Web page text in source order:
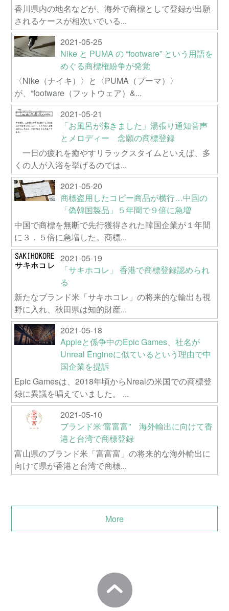
香川県内の地名などが、海外で商標として登録が出願
されるケースが相次いでいる...
2021-05-25
Nike と PUMA の “footware” という用語を
めぐる商標権紛争が発覚
〈Nike（ナイキ）〉と〈PUMA（プーマ）〉
が、“footware（フットウェア）&...
2021-05-21
「お風呂が沸きました」湯張り通知音声
とメロディー 念願の商標登録
一日の疲れを癒やすリラックスタイムといえば、多
くの人が入浴を挙げるのでは...
2021-05-20
商標盗用したコピー商品が横行…中国の
「偽韓国製品」５年間で９倍に急増
中国で商標を無断で先行獲得された韓国企業が１年間
に３．５倍に急増した。商標...
2021-05-19
「サキホコレ」 香港で商標登録認められ
る
新たなブランド米「サキホコレ」の将来的な輸出も視
野に入れ、秋田県は知的財産...
2021-05-18
Appleと係争中のEpic Games、社名が
Unreal Engineに似ているという理由で中
国企業を提訴
Epic Gamesは、2018年頃からNrealの米国での商標登
録に異議を唱えていました。 ...
2021-05-10
ブランド米“富富富” 海外輸出に向けて香
港と台湾で商標登録
富山県のブランド米「富富富」の将来的な海外輸出に
向けて県が香港と台湾で商標...
More